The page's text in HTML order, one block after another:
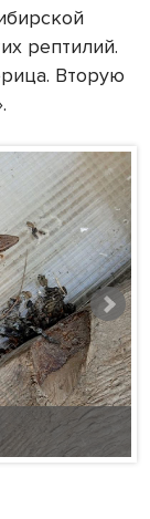
рептилий.
Вторую